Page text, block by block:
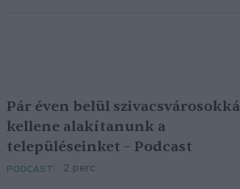
Pár éven belül szivacsvárosokká
kellene alakítanunk a
településeinket – Podcast
PODCAST 2 perc